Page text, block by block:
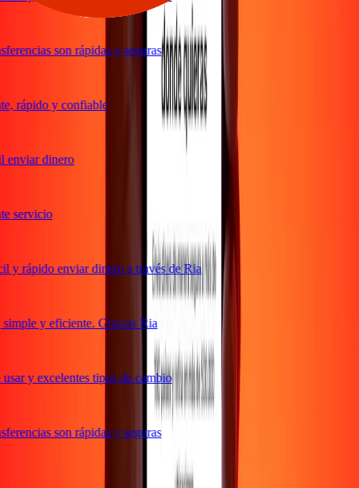
son rápidas y seguras
rápido y confiable
dinero
servicio
rápido enviar dinero a través de Ria
y eficiente. Gracias Ria
y excelentes tipos de cambio
son rápidas y seguras